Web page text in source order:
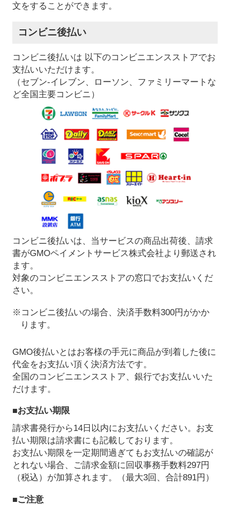
文をすることができます。
コンビニ後払い
コンビニ後払いは 以下のコンビニエンスストアでお
支払いいただけます。
（セブン-イレブン、ローソン、ファミリーマートな
ど全国主要コンビニ）
コンビニ後払いは、当サービスの商品出荷後、請求
書がGMOペイメントサービス株式会社より郵送され
ます。
対象のコンビニエンスストアの窓口でお支払いくだ
さい。
※コンビニ後払いの場合、決済手数料300円がかか
ります。
GMO後払いとはお客様の手元に商品が到着した後に
代金をお支払い頂く決済方法です。
全国のコンビニエンスストア、銀行でお支払いいた
だけます。
■お支払い期限
請求書発行から14日以内にお支払いください。お支
払い期限は請求書にも記載しております。
お支払い期限を一定期間過ぎてもお支払いの確認が
とれない場合、ご請求金額に回収事務手数料297円
（税込）が加算されます。（最大3回、合計891円）
■ご注意